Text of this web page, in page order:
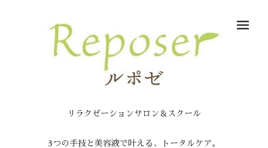
リラクゼーションサロン＆スクール
3つの手技と美容液で叶える、トータルケア。